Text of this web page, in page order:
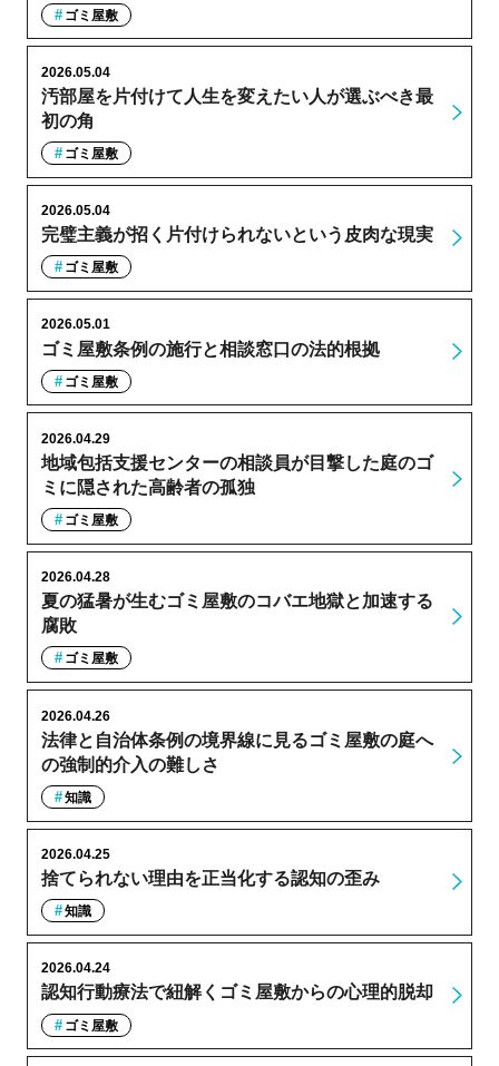
ゴミ屋敷
汚部屋を片付けて人生を変えたい人が選ぶべき最
初の角
2026.05.04
ゴミ屋敷
完璧主義が招く片付けられないという皮肉な現実
2026.05.04
ゴミ屋敷
ゴミ屋敷条例の施行と相談窓口の法的根拠
2026.05.01
ゴミ屋敷
地域包括支援センターの相談員が目撃した庭のゴ
ミに隠された高齢者の孤独
2026.04.29
ゴミ屋敷
夏の猛暑が生むゴミ屋敷のコバエ地獄と加速する
腐敗
2026.04.28
ゴミ屋敷
法律と自治体条例の境界線に見るゴミ屋敷の庭へ
の強制的介入の難しさ
2026.04.26
知識
捨てられない理由を正当化する認知の歪み
2026.04.25
知識
認知行動療法で紐解くゴミ屋敷からの心理的脱却
2026.04.24
ゴミ屋敷